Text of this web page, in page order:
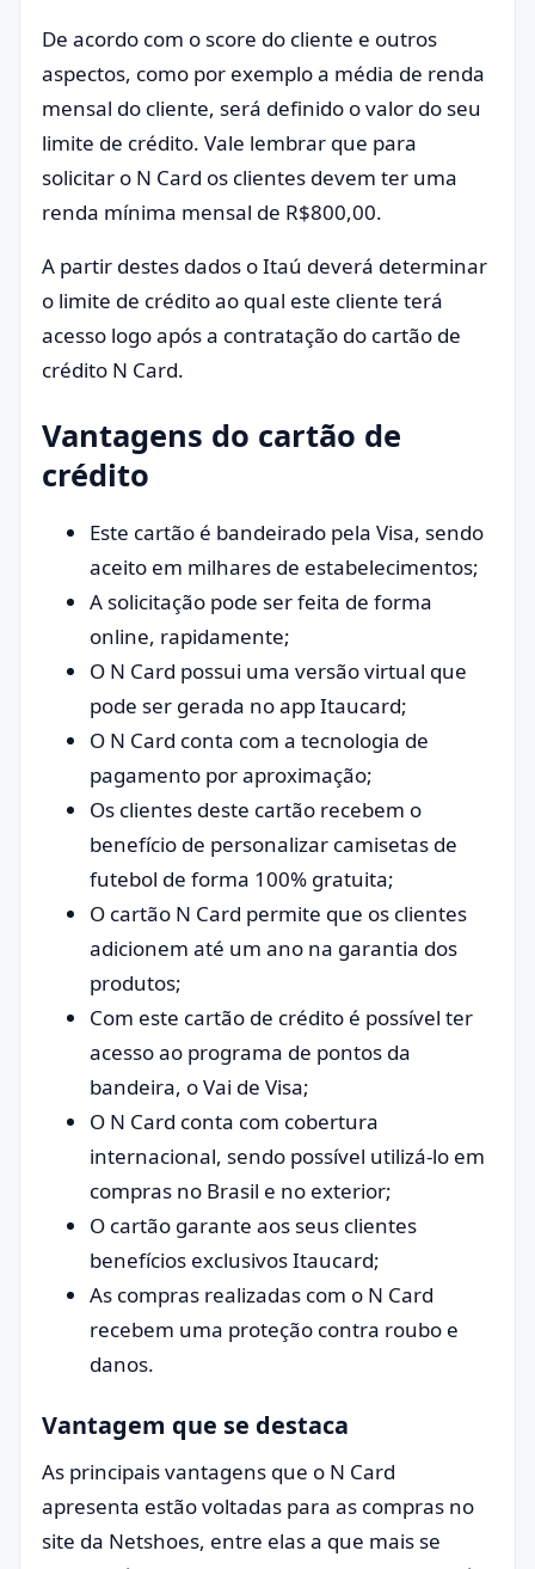
De acordo com o score do cliente e outros
aspectos, como por exemplo a média de renda
mensal do cliente, será definido o valor do seu
limite de crédito. Vale lembrar que para
solicitar o N Card os clientes devem ter uma
renda mínima mensal de R$800,00.
A partir destes dados o Itaú deverá determinar
o limite de crédito ao qual este cliente terá
acesso logo após a contratação do cartão de
crédito N Card.
Vantagens do cartão de
crédito
Este cartão é bandeirado pela Visa, sendo
aceito em milhares de estabelecimentos;
A solicitação pode ser feita de forma
online, rapidamente;
O N Card possui uma versão virtual que
pode ser gerada no app Itaucard;
O N Card conta com a tecnologia de
pagamento por aproximação;
Os clientes deste cartão recebem o
benefício de personalizar camisetas de
futebol de forma 100% gratuita;
O cartão N Card permite que os clientes
adicionem até um ano na garantia dos
produtos;
Com este cartão de crédito é possível ter
acesso ao programa de pontos da
bandeira, o Vai de Visa;
O N Card conta com cobertura
internacional, sendo possível utilizá-lo em
compras no Brasil e no exterior;
O cartão garante aos seus clientes
benefícios exclusivos Itaucard;
As compras realizadas com o N Card
recebem uma proteção contra roubo e
danos.
Vantagem que se destaca
As principais vantagens que o N Card
apresenta estão voltadas para as compras no
site da Netshoes, entre elas a que mais se